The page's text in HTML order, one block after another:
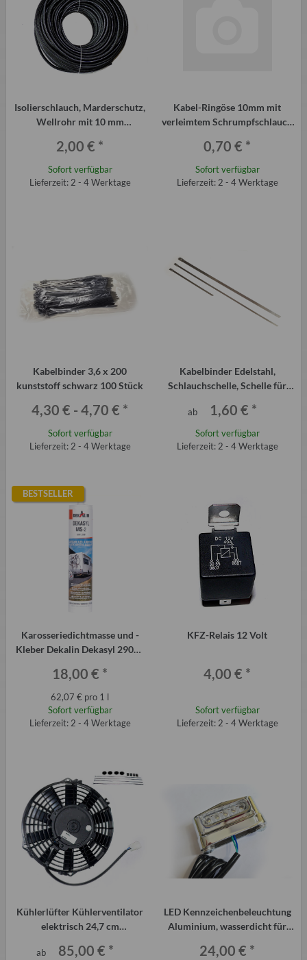
Isolierschlauch, Marderschutz,
Wellrohr mit 10 mm
2,00 € *
Sofort verfügbar
Lieferzeit: 2 - 4 Werktage
Kabel-Ringöse 10mm mit
verleimtem Schrumpfschlauch
0,70 € *
Sofort verfügbar
Lieferzeit: 2 - 4 Werktage
Kabelbinder 3,6 x 200
kunststoff schwarz 100 Stück
4,30 € - 4,70 € *
Sofort verfügbar
Lieferzeit: 2 - 4 Werktage
Kabelbinder Edelstahl,
Schlauchschelle, Schelle für
ab 1,60 € *
Sofort verfügbar
Lieferzeit: 2 - 4 Werktage
BESTSELLER
Karosseriedichtmasse und -
Kleber Dekalin Dekasyl 290ml
18,00 € *
62,07 € pro 1 l
Sofort verfügbar
Lieferzeit: 2 - 4 Werktage
KFZ-Relais 12 Volt
4,00 € *
Sofort verfügbar
Lieferzeit: 2 - 4 Werktage
Kühlerlüfter Kühlerventilator
elektrisch 24,7 cm
ab 85,00 € *
LED Kennzeichenbeleuchtung
Aluminium, wasserdicht für
24,00 € *